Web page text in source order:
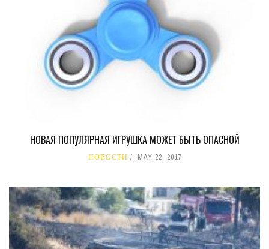
НОВАЯ ПОПУЛЯРНАЯ ИГРУШКА МОЖЕТ БЫТЬ ОПАСНОЙ
НОВОСТИ MAY 22, 2017